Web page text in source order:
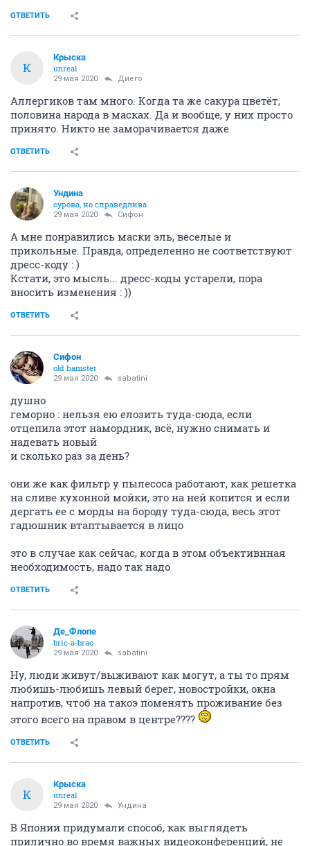
ОТВЕТИТЬ
К
Крыска
unreal
29 мая 2020 Диего
Аллергиков там много. Когда та же сакура цветёт,
половина народа в масках. Да и вообще, у них просто
принято. Никто не заморачивается даже.
ОТВЕТИТЬ
Ундинa
сурова, но справедлива
29 мая 2020 Сифон
А мне понравились маски эль, веселые и
прикольные. Правда, определенно не соответствуют
дресс-коду : )
Кстати, это мысль... дресс-коды устарели, пора
вносить изменения : ))
ОТВЕТИТЬ
Сифон
old hamster
29 мая 2020 sabatini
душно
геморно : нельзя ею елозить туда-сюда, если
отцепила этот намордник, всё, нужно снимать и
надевать новый
и сколько раз за день?
они же как фильтр у пылесоса работают, как решетка
на сливе кухонной мойки, это на ней копится и если
дергать ее с морды на бороду туда-сюда, весь этот
гадюшник втаптывается в лицо
это в случае как сейчас, когда в этом объективнная
необходимость, надо так надо
ОТВЕТИТЬ
Де_Флопе
bric-a-brac
29 мая 2020 sabatini
Ну, люди живут/выживают как могут, а ты то прям
любишь-любишь левый берег, новостройки, окна
напротив, чтоб на такоэ поменять проживание без
этого всего на правом в центре????
ОТВЕТИТЬ
К
Крыска
unreal
29 мая 2020 Ундинa
В Японии придумали способ, как выглядеть
прилично во время важных видеоконференций, не